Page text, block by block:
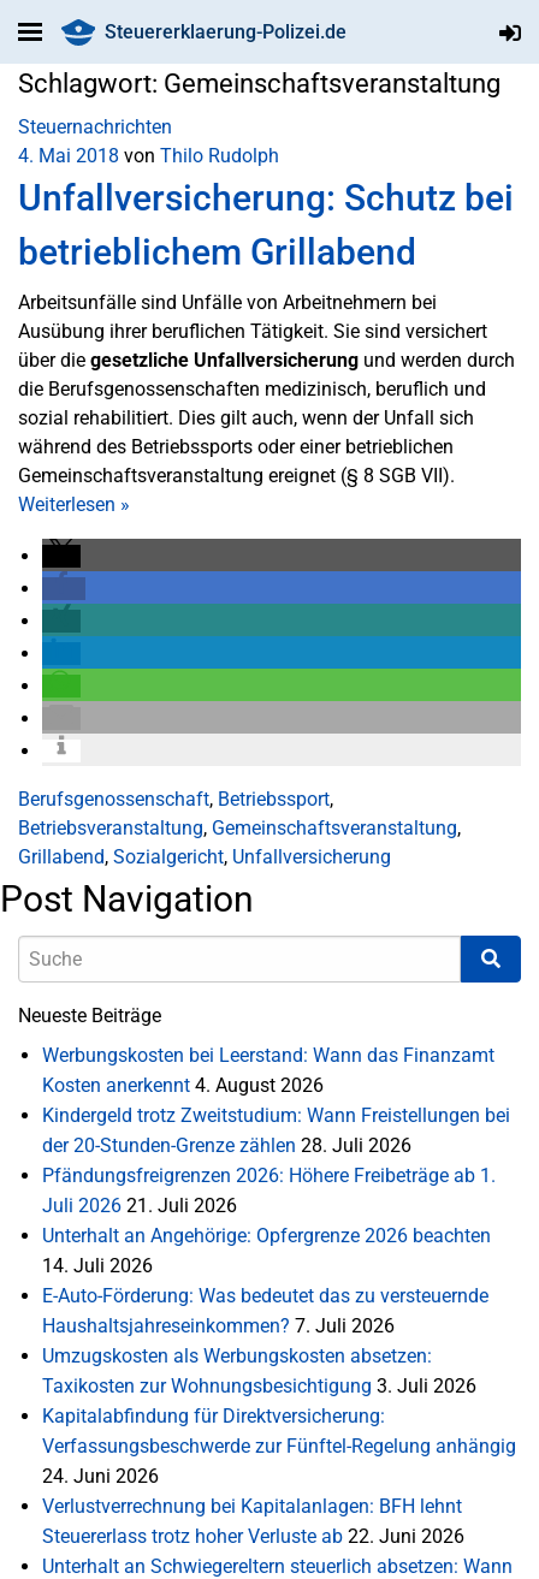
Steuererklaerung-Polizei.de
Schlagwort: Gemeinschaftsveranstaltung
Steuernachrichten
4. Mai 2018 von Thilo Rudolph
Unfallversicherung: Schutz bei
betrieblichem Grillabend
Arbeitsunfälle sind Unfälle von Arbeitnehmern bei
Ausübung ihrer beruflichen Tätigkeit. Sie sind versichert
über die gesetzliche Unfallversicherung und werden durch
die Berufsgenossenschaften medizinisch, beruflich und
sozial rehabilitiert. Dies gilt auch, wenn der Unfall sich
während des Betriebssports oder einer betrieblichen
Gemeinschaftsveranstaltung ereignet (§ 8 SGB VII).
Weiterlesen »
Berufsgenossenschaft, Betriebssport,
Betriebsveranstaltung, Gemeinschaftsveranstaltung,
Grillabend, Sozialgericht, Unfallversicherung
Post Navigation
Neueste Beiträge
Werbungskosten bei Leerstand: Wann das Finanzamt
Kosten anerkennt 4. August 2026
Kindergeld trotz Zweitstudium: Wann Freistellungen bei
der 20-Stunden-Grenze zählen 28. Juli 2026
Pfändungsfreigrenzen 2026: Höhere Freibeträge ab 1.
Juli 2026 21. Juli 2026
Unterhalt an Angehörige: Opfergrenze 2026 beachten
14. Juli 2026
E-Auto-Förderung: Was bedeutet das zu versteuernde
Haushaltsjahreseinkommen? 7. Juli 2026
Umzugskosten als Werbungskosten absetzen:
Taxikosten zur Wohnungsbesichtigung 3. Juli 2026
Kapitalabfindung für Direktversicherung:
Verfassungsbeschwerde zur Fünftel-Regelung anhängig
24. Juni 2026
Verlustverrechnung bei Kapitalanlagen: BFH lehnt
Steuererlass trotz hoher Verluste ab 22. Juni 2026
Unterhalt an Schwiegereltern steuerlich absetzen: Wann